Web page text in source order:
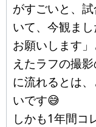
がすごいと、
いて、今観ま
お願いします
えたラフの撮
に流れるとは
いです😅
しかも1年間コ